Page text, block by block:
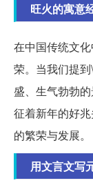
旺火的寓意
在中国传统文
荣。当我们提
盛、生气勃勃
征着新年的好
的繁荣与发展。
用文言文写